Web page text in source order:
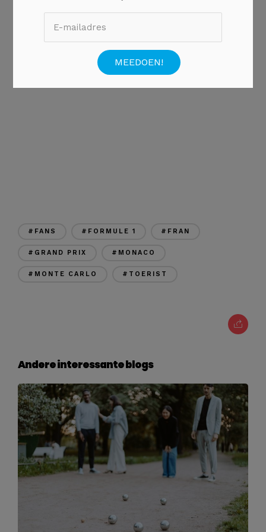
er natuurlijk ook zeldzame vissoorten en zeedieren die in
eigen ogen bewonderen. De dieren zijn verdeeld over 3
aquaria, namelijk: het mediterrane aquarium, het tropische
aquarium en de haaien lagune. In totaal zul je 4000
verschillende vissoorten tegenkomen!
#FANS #FORMULE 1 #FRAN
#GRAND PRIX #MONACO
#MONTE CARLO #TOERIST
Andere interessante blogs